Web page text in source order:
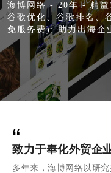
海博网络 - 20年 - 精益
谷歌优化、谷歌排名、
免服务费); 助力出海企
“
致力于奉化外贸企
多年来，海博网络以研